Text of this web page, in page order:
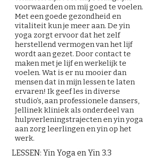
voorwaarden om mij goed te voelen.
Met een goede gezondheid en
vitaliteit kun je meer aan. De yin
yoga zorgt ervoor dat het zelf
herstellend vermogen van het lijf
wordt aan gezet. Door contact te
maken met je lijf en werkelijk te
voelen. Wat is er nu mooier dan
mensen dat in mijn lessen te laten
ervaren! Ik geef les in diverse
studio’s, aan professionele dansers,
Jellinek kliniek als onderdeel van
hulpverleningstrajecten en yin yoga
aan zorg leerlingen en yin op het
werk.
LESSEN: Yin Yoga en Yin 3.3